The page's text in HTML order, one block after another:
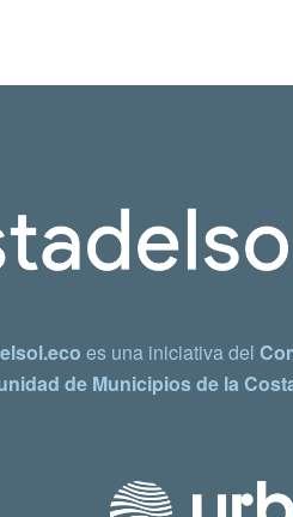
es una iniciativa del
de Municipios de la